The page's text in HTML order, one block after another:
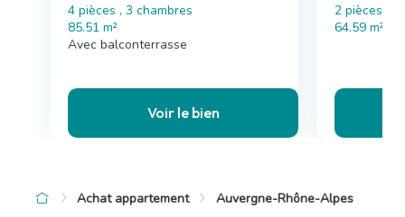
4 pièces , 3 chambres
85.51 m²
Avec balconterrasse
Voir le bien
2 pièces , 1
64.59 m²
Achat appartement
Auvergne-Rhône-Alpes